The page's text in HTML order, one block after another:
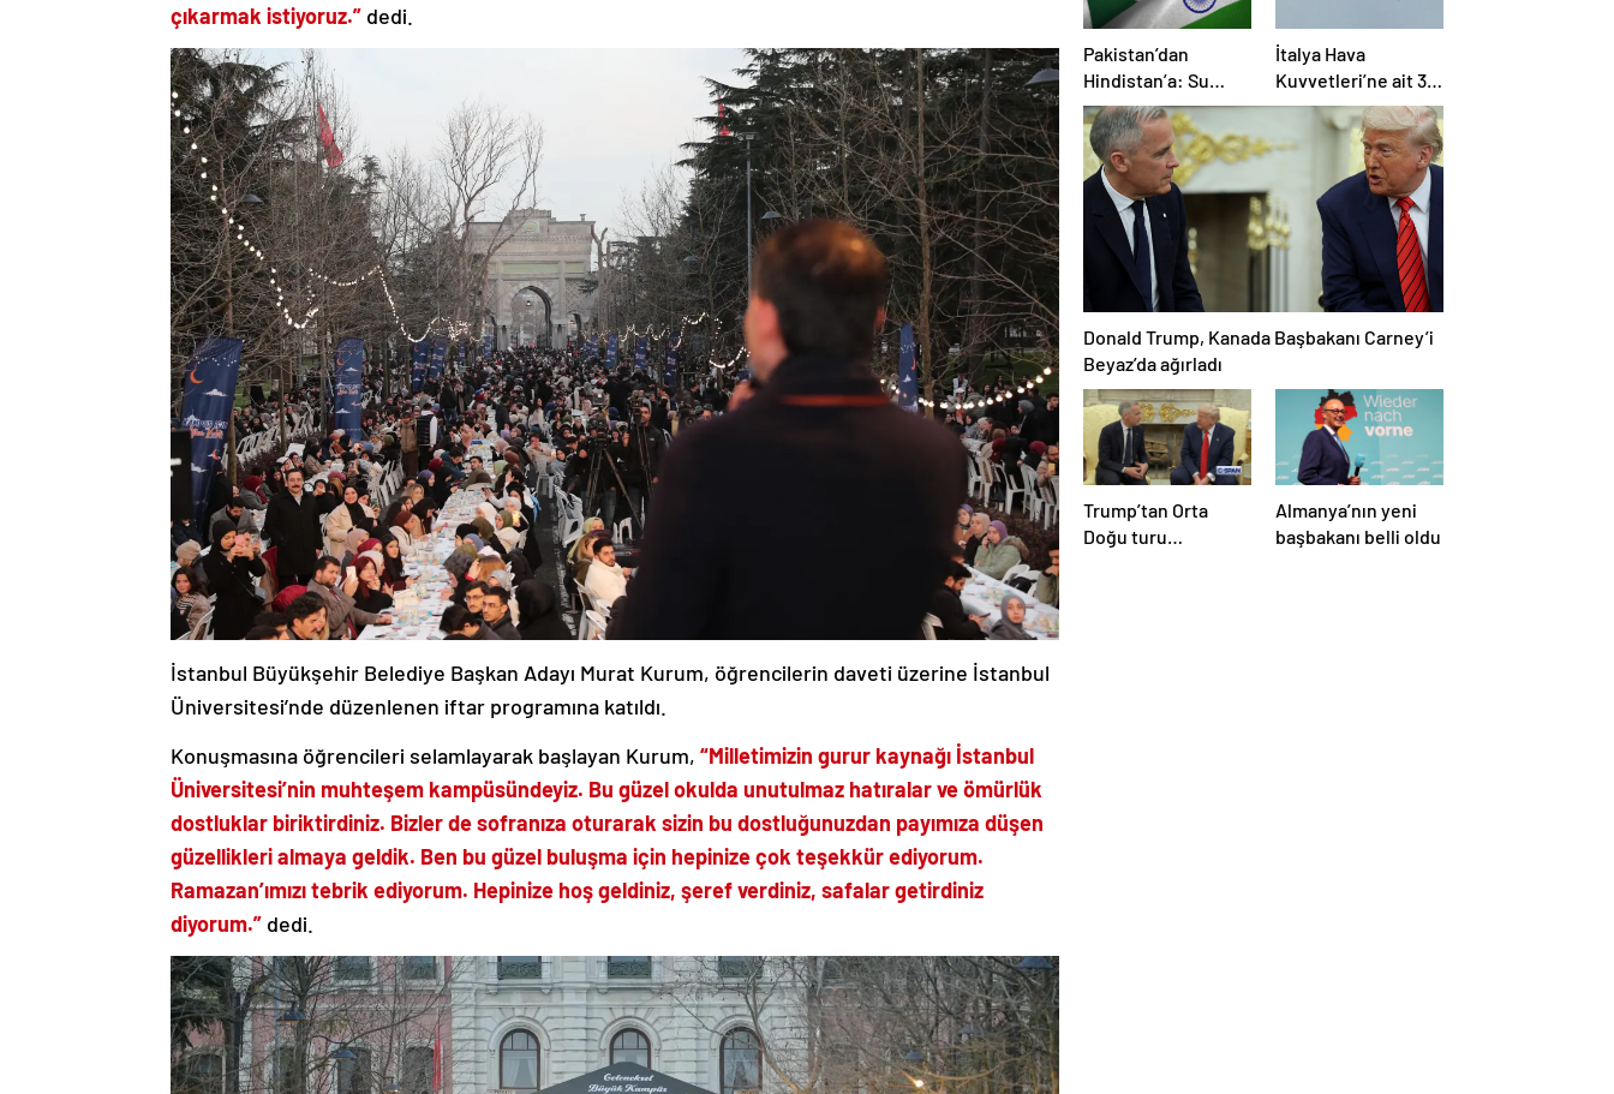
çıkarmak istiyoruz.” dedi.
İstanbul Büyükşehir Belediye Başkan Adayı Murat Kurum, öğrencilerin daveti üzerine İstanbul
Üniversitesi’nde düzenlenen iftar programına katıldı.
Konuşmasına öğrencileri selamlayarak başlayan Kurum, “Milletimizin gurur kaynağı İstanbul
Üniversitesi’nin muhteşem kampüsündeyiz. Bu güzel okulda unutulmaz hatıralar ve ömürlük
dostluklar biriktirdiniz. Bizler de sofranıza oturarak sizin bu dostluğunuzdan payımıza düşen
güzellikleri almaya geldik. Ben bu güzel buluşma için hepinize çok teşekkür ediyorum.
Ramazan’ımızı tebrik ediyorum. Hepinize hoş geldiniz, şeref verdiniz, safalar getirdiniz
diyorum.” dedi.
Pakistan’dan
Hindistan’a: Su
bizim kırmızı
çizgimizdir
İtalya Hava
Kuvvetleri’ne ait 3
uçak eğitim
uçuşunda kaza
Donald Trump, Kanada Başbakanı Carney’i
Beyaz’da ağırladı
Trump’tan Orta
Doğu turu
Almanya’nın yeni
başbakanı belli oldu